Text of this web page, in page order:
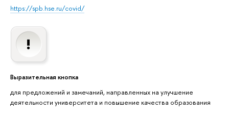
https://spb.hse.ru/covid/
Выразительная кнопка
для предложений и замечаний, направленных на улучшение
деятельности университета и повышение качества образования